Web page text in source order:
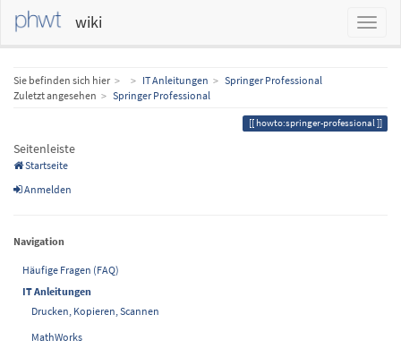
wiki
Sie befinden sich hier HomeIT Anleitungen
Springer Professional
Zuletzt angesehen
Springer Professional
howto:springer-professional
Seitenleiste
Startseite
Anmelden
Navigation
Häufige Fragen (FAQ)
IT Anleitungen
Drucken, Kopieren, Scannen
MathWorks